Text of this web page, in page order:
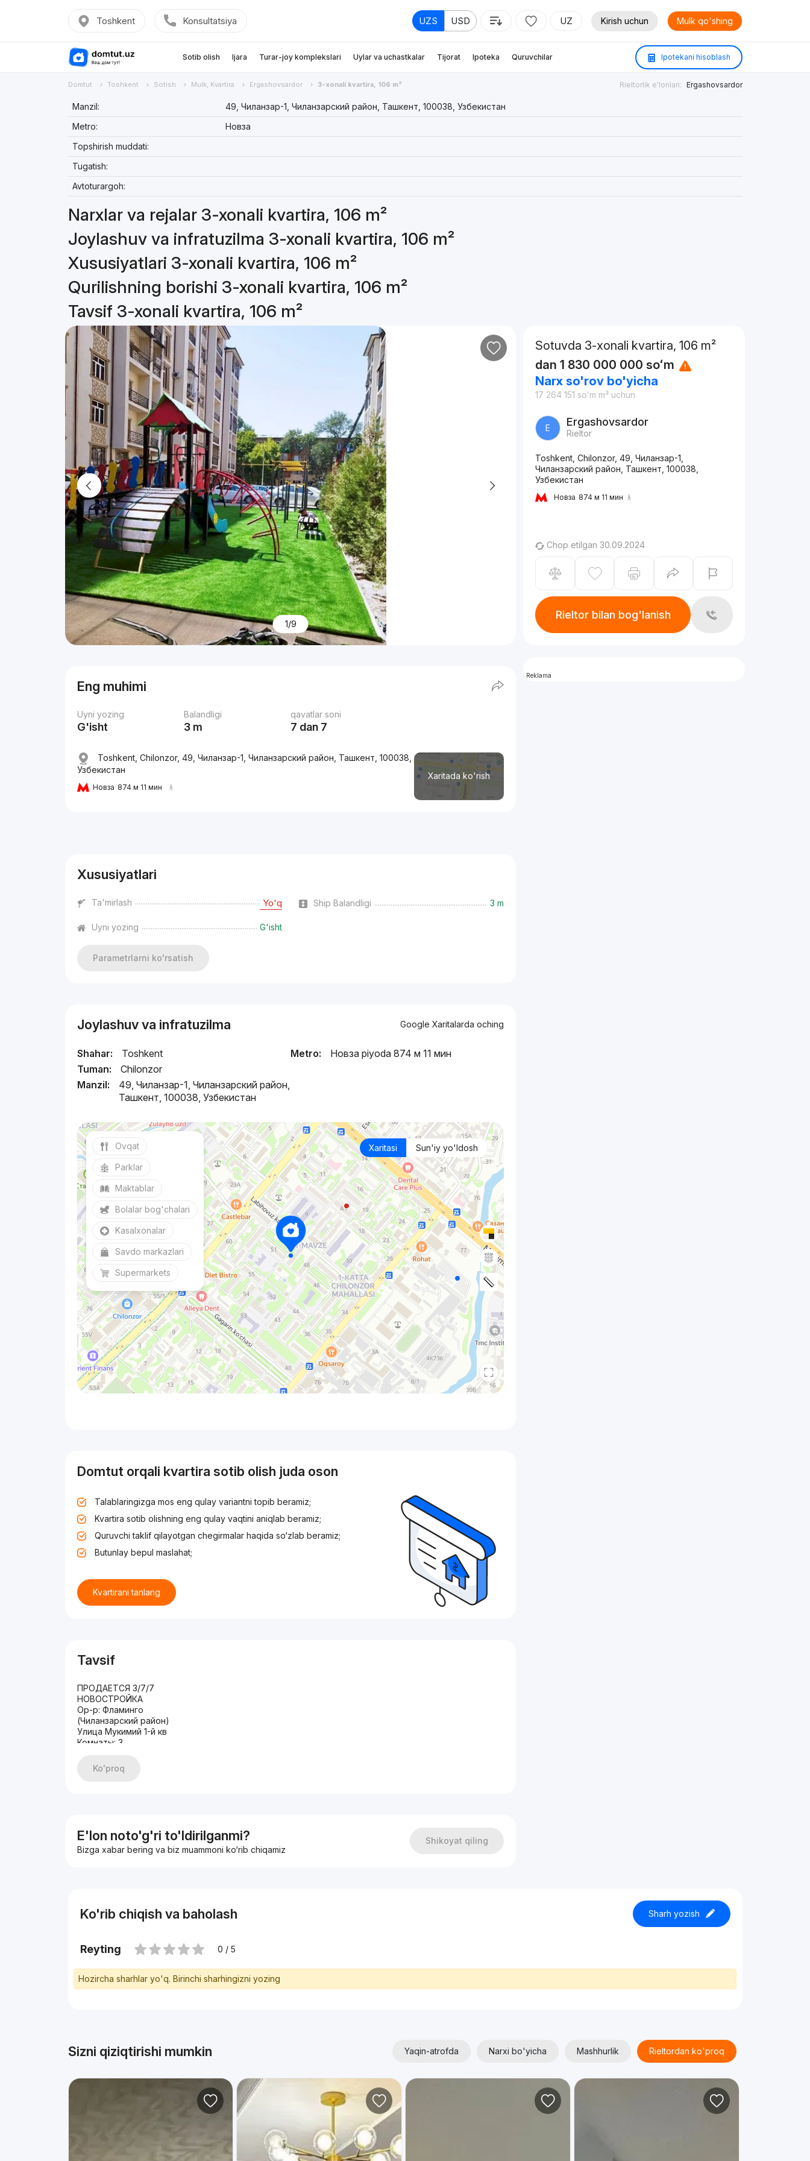
Toshkent Konsultatsiya UZS USD UZ Kirish uchun Mulk qo'shing
Sotib olish Ijara Turar-joy komplekslari Uylar va uchastkalar Tijorat Ipoteka Quruvchilar Ipotekani hisoblash
Domtut Toshkent Sotish Mulk, Kvartira Ergashovsardor 3-xonali kvartira, 106 m² Rieltorlik e'lonlari: Ergashovsardor
Manzil:
49, Чиланзар-1, Чиланзарский район, Ташкент, 100038, Узбекистан
Metro:
Новза
Topshirish muddati:
Tugatish:
Avtoturargoh:
Narxlar va rejalar 3-xonali kvartira, 106 m²
Joylashuv va infratuzilma 3-xonali kvartira, 106 m²
Xususiyatlari 3-xonali kvartira, 106 m²
Qurilishning borishi 3-xonali kvartira, 106 m²
Tavsif 3-xonali kvartira, 106 m²
1/9
Eng muhimi
Uyni yozing
G'isht
Balandligi
3 m
qavatlar soni
7 dan 7
Xaritada ko'rish
Toshkent, Chilonzor, 49, Чиланзар-1, Чиланзарский район, Ташкент, 100038,
Узбекистан
Новза 874 м 11 мин
Xususiyatlari
Ta'mirlash Yo'q Ship Balandligi 3 m
Uyni yozing G'isht
Parametrlarni ko'rsatish
Joylashuv va infratuzilma Google Xaritalarda oching
Shahar:
Toshkent
Tuman:
Chilonzor
Manzil:
49, Чиланзар-1, Чиланзарский район,
Ташкент, 100038, Узбекистан
Metro: Новза piyoda 874 м 11 мин
Xaritasi Sun'iy yo'ldosh
Ovqat
Parklar
Maktablar
Bolalar bog'chalari
Kasalxonalar
Savdo markazlari
Supermarkets
Domtut orqali kvartira sotib olish juda oson
Talablaringizga mos eng qulay variantni topib beramiz;
Kvartira sotib olishning eng qulay vaqtini aniqlab beramiz;
Quruvchi taklif qilayotgan chegirmalar haqida so‘zlab beramiz;
Butunlay bepul maslahat;
Kvartirani tanlang
Tavsif
ПРОДАЕТСЯ 3/7/7
НОВОСТРОЙКА
Ор-р: Фламинго
(Чиланзарский район)
Улица Мукимий 1-й кв
Комнаты: 3
Этажность: 7
Общая площадь: 106м2
+998935072657.
Ko'proq
E'lon noto'g'ri to'ldirilganmi?
Bizga xabar bering va biz muammoni ko‘rib chiqamiz
Shikoyat qiling
Sotuvda 3-xonali kvartira, 106 m²
dan 1 830 000 000 soʻm
Narx so'rov bo'yicha
17 264 151 soʻm m² uchun
E Ergashovsardor
Rieltor
Toshkent, Chilonzor, 49, Чиланзар-1,
Чиланзарский район, Ташкент, 100038,
Узбекистан
Новза 874 м 11 мин
Chop etilgan 30.09.2024
Rieltor bilan bog'lanish
Reklama
Ko'rib chiqish va baholash Sharh yozish
Reyting 0 / 5
Hozircha sharhlar yo'q. Birinchi sharhingizni yozing
Sizni qiziqtirishi mumkin Yaqin-atrofda Narxi bo'yicha Mashhurlik Rieltordan ko'proq